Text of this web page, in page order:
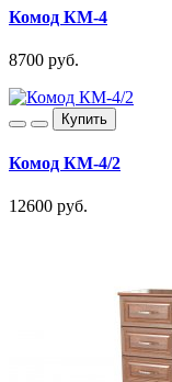
Комод КМ-4
8700 руб.
Купить
Комод КМ-4/2
12600 руб.